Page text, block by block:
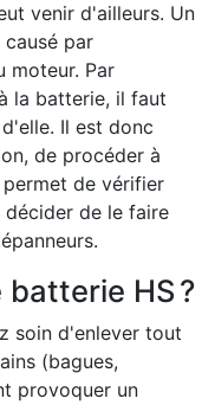
venir d'ailleurs. Un
par
moteur. Par
la batterie, il faut
Il est donc
de procéder à
permet de vérifier
de le faire
HS ?
soin d'enlever tout
(bagues,
provoquer un